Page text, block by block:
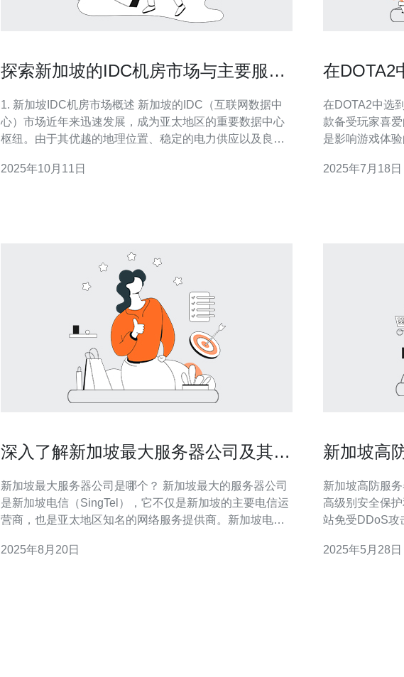
探索新加坡的IDC机房市场与主要服务
1. 新加坡IDC机房市场概述 新加坡的IDC（互联网数据中
心）市场近年来迅速发展，成为亚太地区的重要数据中心
枢纽。由于其优越的地理位置、稳定的电力供应以及良好
数据中心。 新加坡的IDC机房不仅服务于本地企业，还为
2025年10月11日
在DOTA2
在DOTA2中选到新
款备受玩家喜
是影响游戏体
良好的稳定性
2025年7月18日
深入了解新加坡最大服务器公司及其服
新加坡最大服务器公司是哪个？ 新加坡最大的服务器公司
是新加坡电信（SingTel），它不仅是新加坡的主要电信运
营商，也是亚太地区知名的网络服务提供商。新加坡电信
种规模的企业需求。通过其强大的网络覆盖和技术优势，
2025年8月20日
新加坡高
新加坡高防服务器效果如何 新加
高级别安全保
站免受DDoS攻
确保用户的数据安全。 新加坡高防服务
2025年5月28日